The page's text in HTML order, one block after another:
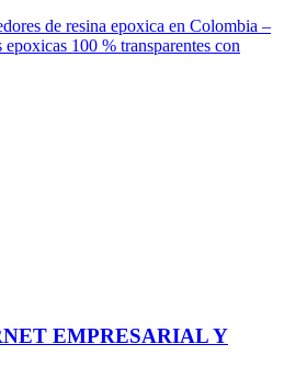
de resina epoxica en Colombia –
100 % transparentes con
EMPRESARIAL Y